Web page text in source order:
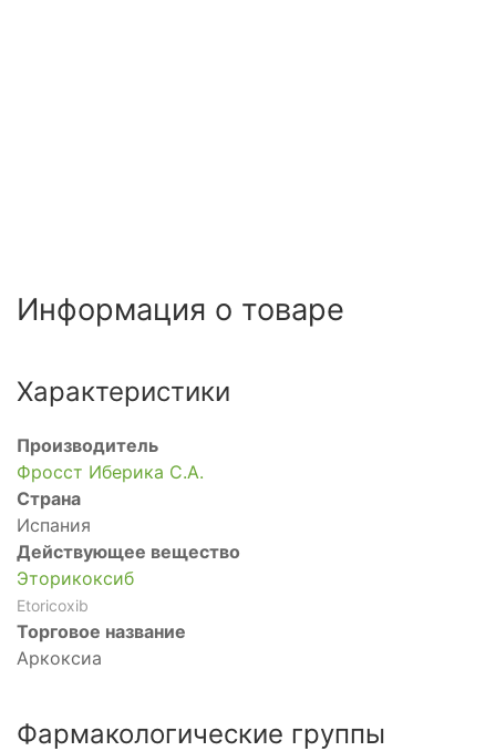
Информация о товаре
Характеристики
Производитель
Фросст Иберика С.А.
Страна
Испания
Действующее вещество
Эторикоксиб
Etoricoxib
Торговое название
Аркоксиа
Фармакологические группы